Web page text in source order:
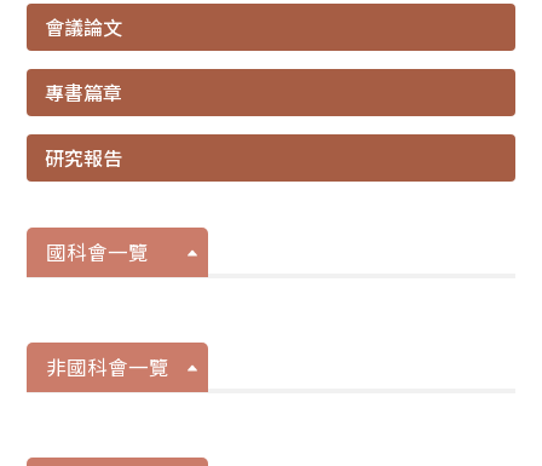
會議論文
專書篇章
研究報告
國科會一覽
非國科會一覽